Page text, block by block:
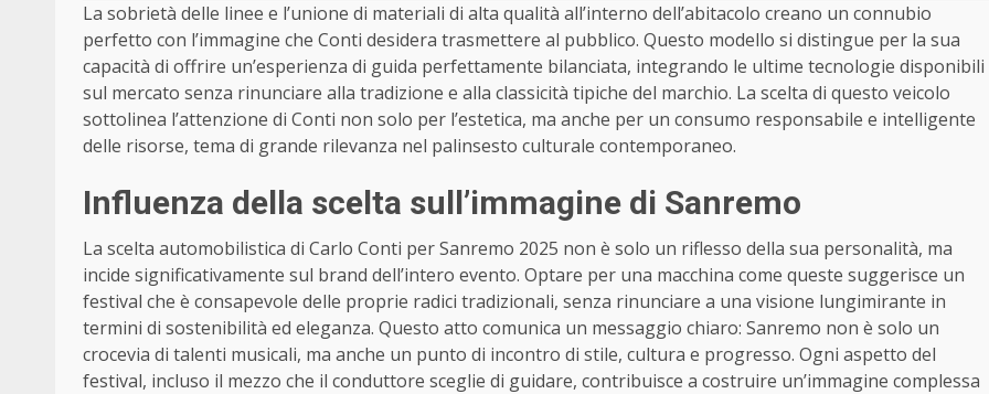
La sobrietà delle linee e l’unione di materiali di alta qualità all’interno dell’abitacolo creano un connubio
perfetto con l’immagine che Conti desidera trasmettere al pubblico. Questo modello si distingue per la sua
capacità di offrire un’esperienza di guida perfettamente bilanciata, integrando le ultime tecnologie disponibili
sul mercato senza rinunciare alla tradizione e alla classicità tipiche del marchio. La scelta di questo veicolo
sottolinea l’attenzione di Conti non solo per l’estetica, ma anche per un consumo responsabile e intelligente
delle risorse, tema di grande rilevanza nel palinsesto culturale contemporaneo.
Influenza della scelta sull’immagine di Sanremo
La scelta automobilistica di Carlo Conti per Sanremo 2025 non è solo un riflesso della sua personalità, ma
incide significativamente sul brand dell’intero evento. Optare per una macchina come queste suggerisce un
festival che è consapevole delle proprie radici tradizionali, senza rinunciare a una visione lungimirante in
termini di sostenibilità ed eleganza. Questo atto comunica un messaggio chiaro: Sanremo non è solo un
crocevia di talenti musicali, ma anche un punto di incontro di stile, cultura e progresso. Ogni aspetto del
festival, incluso il mezzo che il conduttore sceglie di guidare, contribuisce a costruire un’immagine complessa